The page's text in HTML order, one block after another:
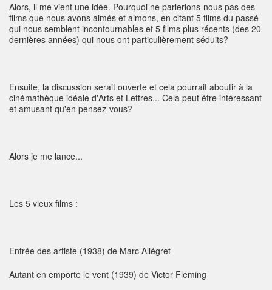
Alors, il me vient une idée. Pourquoi ne parlerions-nous pas des
films que nous avons aimés et aimons, en citant 5 films du passé
qui nous semblent incontournables et 5 films plus récents (des 20
dernières années) qui nous ont particulièrement séduits?
Ensuite, la discussion serait ouverte et cela pourrait aboutir à la
cinémathèque idéale d'Arts et Lettres... Cela peut être intéressant
et amusant qu'en pensez-vous?
Alors je me lance...
Les 5 vieux films :
Entrée des artiste (1938) de Marc Allégret
Autant en emporte le vent (1939) de Victor Fleming